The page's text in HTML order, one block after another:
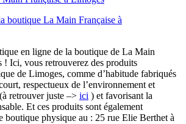
en ligne de la boutique de La Main
! Ici, vous retrouverez des produits
de Limoges, comme d’habitude fabriqués
respectueux de l’environnement et
retrouver juste –> ici ) et favorisant la
Et ces produits sont également
boutique physique au : 25 rue Elie Berthet à